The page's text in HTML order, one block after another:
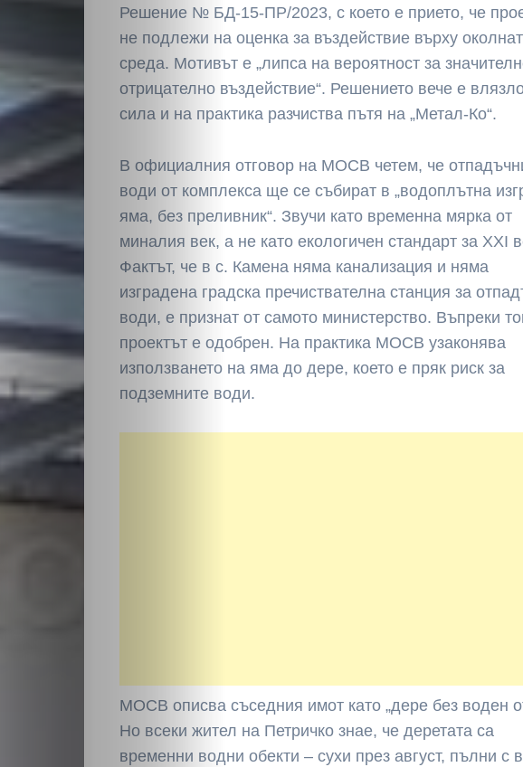
НАЧАЛО
Политика
Разследване
Спорт
Скандали
Култура
Светско
Новини
Search
Решение № БД-15-ПР/2023, с което е прието, че
не подлежи на оценка за въздействие върху
среда. Мотивът е „липса на вероятност за
отрицателно въздействие“. Решението вече е
сила и на практика разчиства пътя на „Метал-Ко“.
В официалния отговор на МОСВ четем, че
води от комплекса ще се събират в „водоплътна
яма, без преливник“. Звучи като временна мярка от
миналия век, а не като екологичен стандарт за XXI
Фактът, че в с. Камена няма канализация и няма
изградена градска пречиствателна станция за
води, е признат от самото министерство. Въпреки
проектът е одобрен. На практика МОСВ узаконява
използването на яма до дере, което е пряк риск за
подземните води.
МОСВ описва съседния имот като „дере без воден
Но всеки жител на Петричко знае, че деретата са
временни водни обекти – сухи през август, пълни с